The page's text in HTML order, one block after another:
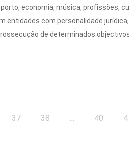
economia, música, profissões,
entidades com personalidade
de determinados
37 38 ... 40